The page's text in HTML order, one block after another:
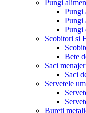
Pungi
Pungi
Pungi
Pungi
Scobitori si
Bete
Saci
Saci
Servetele
Bureti